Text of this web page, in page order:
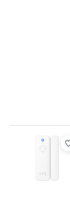
La note est de 8,7